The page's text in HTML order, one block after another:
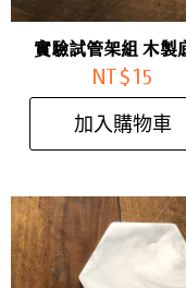
實驗試管架組 木製
NT$ 15
加入購物車